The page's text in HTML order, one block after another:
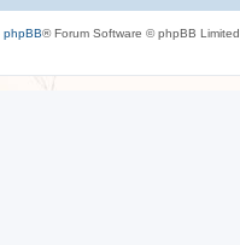
phpBB® Forum Software © phpBB Limited